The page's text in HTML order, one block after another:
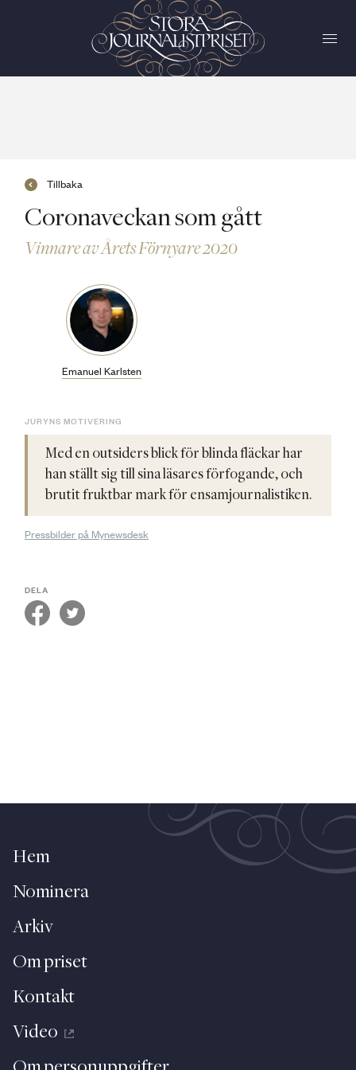
Coronaveckan som gått
Vinnare av Årets Förnyare 2020
Emanuel Karlsten
JURYNS MOTIVERING
Med en outsiders blick för blinda fläckar har
han ställt sig till sina läsares förfogande, och
brutit fruktbar mark för ensamjournalistiken.
Pressbilder på Mynewsdesk
Tillbaka
DELA
Hem
Nominera
Arkiv
Om priset
Kontakt
Video